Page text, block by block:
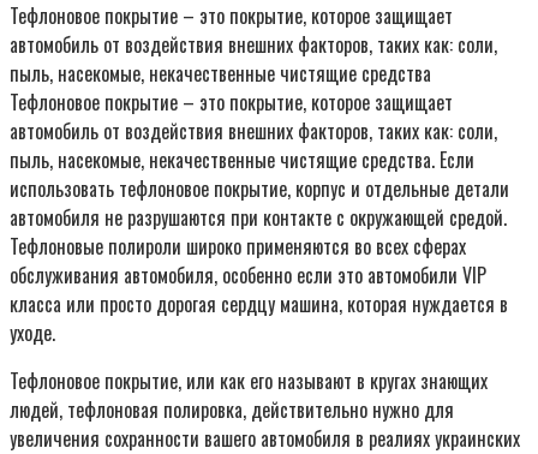
Тефлоновое покрытие – это покрытие, которое защищает
автомобиль от воздействия внешних факторов, таких как: соли,
пыль, насекомые, некачественные чистящие средства
Тефлоновое покрытие – это покрытие, которое защищает
автомобиль от воздействия внешних факторов, таких как: соли,
пыль, насекомые, некачественные чистящие средства. Если
использовать тефлоновое покрытие, корпус и отдельные детали
автомобиля не разрушаются при контакте с окружающей средой.
Тефлоновые полироли широко применяются во всех сферах
обслуживания автомобиля, особенно если это автомобили VIP
класса или просто дорогая сердцу машина, которая нуждается в
уходе.
Тефлоновое покрытие, или как его называют в кругах знающих
людей, тефлоновая полировка, действительно нужно для
увеличения сохранности вашего автомобиля в реалиях украинских